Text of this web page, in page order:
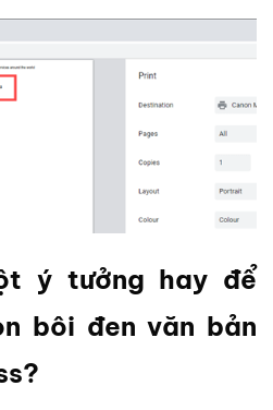
ý tưởng hay để
bôi đen văn bản